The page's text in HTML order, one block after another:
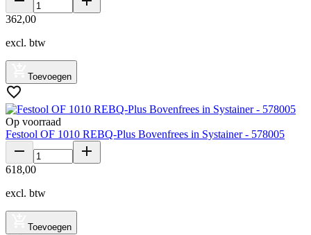
362,00
excl. btw
Toevoegen
Op voorraad
Festool OF 1010 REBQ-Plus Bovenfrees in Systainer - 578005
618,00
excl. btw
Toevoegen